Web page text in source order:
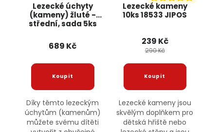
Lezecké úchyty
(kameny) žluté -
střední, sada 5ks
689 Kč
Díky těmto lezeckým
úchytům (kamenům)
můžete svému dítěti
Lezecké kameny
10ks 18533 JIPOS
239 Kč
290 Kč
Lezecké kameny jsou
skvělým doplňkem pro
dětská hřiště nebo